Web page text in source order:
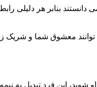
بنابر هر دلیلی
توانند معشوق شما و
این فرد تبدیل به